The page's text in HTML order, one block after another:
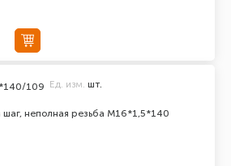
неполная резьба M16*1,5*140
109 Ед. изм. шт.